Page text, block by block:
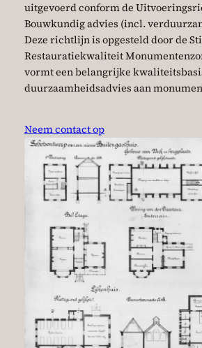
uitgevoerd conform de
Bouwkundig advies (incl.
Deze richtlijn is opgesteld door de
Restauratiekwaliteit
vormt een belangrijke
duurzaamheidsadvies aan
Neem contact op